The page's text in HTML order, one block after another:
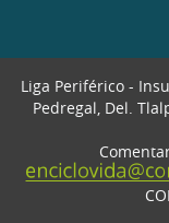
Liga Periférico -
Pedregal, Del.